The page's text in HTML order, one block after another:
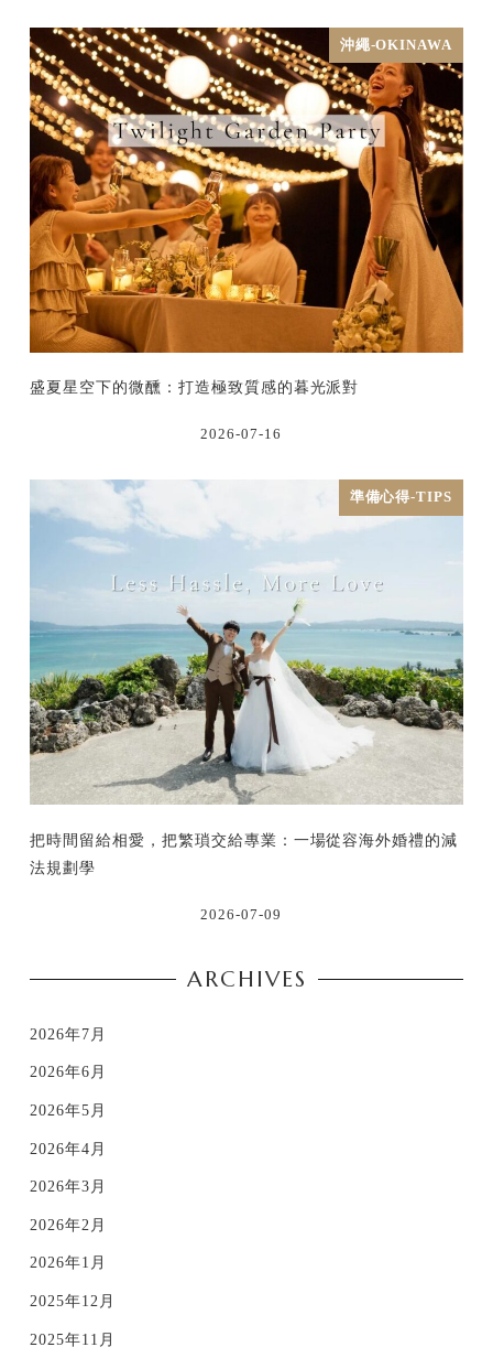
沖繩-OKINAWA
盛夏星空下的微醺：打造極致質感的暮光派對
2026-07-16
準備心得-TIPS
把時間留給相愛，把繁瑣交給專業：一場從容海外婚禮的減
法規劃學
2026-07-09
ARCHIVES
2026年7月
2026年6月
2026年5月
2026年4月
2026年3月
2026年2月
2026年1月
2025年12月
2025年11月